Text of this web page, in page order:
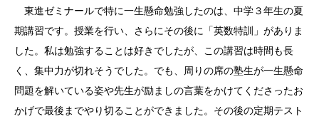
東進ゼミナールで特に一生懸命勉強したのは、中学３年生の夏
期講習です。授業を行い、さらにその後に「英数特訓」がありま
した。私は勉強することは好きでしたが、この講習は時間も長
く、集中力が切れそうでした。でも、周りの席の塾生が一生懸命
問題を解いている姿や先生が励ましの言葉をかけてくださったお
かげで最後までやり切ることができました。その後の定期テスト